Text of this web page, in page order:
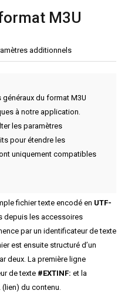
M3U
additionnels
du format M3U
à notre application.
les paramètres
pour étendre les
uniquement compatibles
fichier texte encodé en UTF-
depuis les accessoires
par un identificateur de texte
est ensuite structuré d’un
deux. La première ligne
de texte #EXTINF: et la
du contenu.